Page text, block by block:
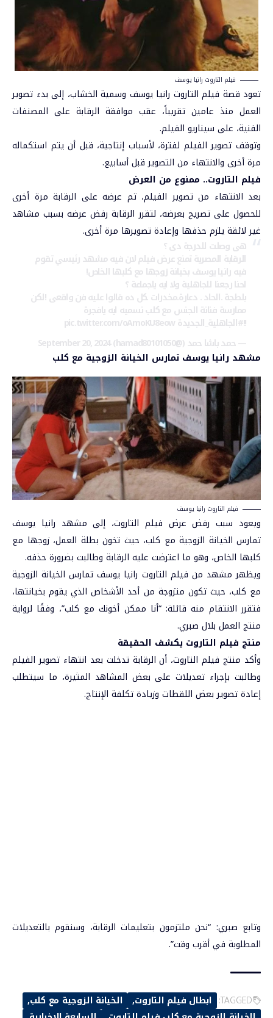
فيلم التاروت رانيا يوسف
تعود قصة فيلم التاروت رانيا يوسف وسمية الخشاب، إلى بدء تصوير
العمل منذ عامين تقريباً، عقب موافقة الرقابة على المصنفات
الفنية، على سيناريو الفيلم.
وتوقف تصوير الفيلم لفترة، لأسباب إنتاجية، قبل أن يتم استكماله
مرة أخرى والانتهاء من التصوير قبل أسابيع.
فيلم التاروت.. ممنوع من العرض
بعد الانتهاء من تصوير الفيلم، تم عرضه على الرقابة مرة أخرى
للحصول على تصريح بعرضه، لتقرر الرقابة رفض عرضه بسبب مشاهد
غير لائقة يلزم حذفها وإعادة تصويرها مرة أخرى.
هى وصلت للدرجة دى ؟
الرقابة المصرية تمنع عرض فيلم لان فيه مشهد رئيسي تقوم
فيه رانيا يوسف بخيانة زوجها مع كلبها الخاص!
احنا رجعنا للجاهلية ولا ايه ياجماعة ؟
بلطجة .الحاد . دعارة.مخدرات .كل ده قالوا عليه فن واقعى !لكن
ممارسة فنانة الجنس مع كلب نسميه ايه يافجرة
!!#الجاهلية_الجديدةpic.twitter.com/oAmoKU8eow
— حمد باشا حمد (@hamad80101050)
September 20, 2024
مشهد رانيا يوسف تمارس الخيانة الزوجية مع كلب
فيلم التاروت رانيا يوسف
ويعود سبب رفض عرض فيلم التاروت، إلى مشهد رانيا يوسف
تمارس الخيانة الزوجية مع كلب، حيث تخون بطلة العمل، زوجها مع
كلبها الخاص، وهو ما اعترضت عليه الرقابة وطالبت بضرورة حذفه.
ويظهر مشهد من فيلم التاروت رانيا يوسف تمارس الخيانة الزوجية
مع كلب، حيث تكون متزوجة من أحد الأشخاص الذي يقوم بخيانتها،
فتقرر الانتقام منه قائلة: “أنا ممكن أخونك مع كلب”، وفقًا لرواية
منتج العمل بلال صبري.
منتج فيلم التاروت يكشف الحقيقة
وأكد منتج فيلم التاروت، أن الرقابة تدخلت بعد انتهاء تصوير الفيلم
وطالبت بإجراء تعديلات على بعض المشاهد المثيرة، ما سيتطلب
إعادة تصوير بعض اللقطات وزيادة تكلفة الإنتاج.
وتابع صبري: “نحن ملتزمون بتعليمات الرقابة، وسنقوم بالتعديلات
المطلوبة في أقرب وقت”.
TAGGED: ابطال فيلم التاروت
الخيانة الزوجية مع كلب